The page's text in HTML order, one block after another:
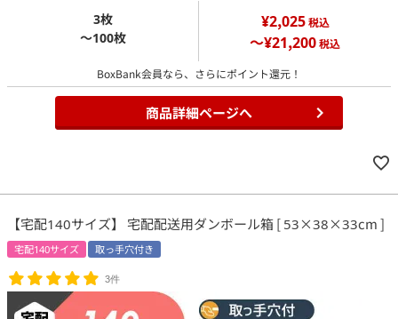
3枚
～100枚
¥2,025 税込
～¥21,200税込
BoxBank会員なら、さらにポイント還元！
商品詳細ページへ
【宅配140サイズ】 宅配配送用ダンボール箱 [ 53×38×33cm ]
宅配140サイズ 取っ手穴付き
3件